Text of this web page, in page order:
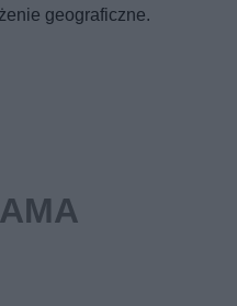
geograficzne.